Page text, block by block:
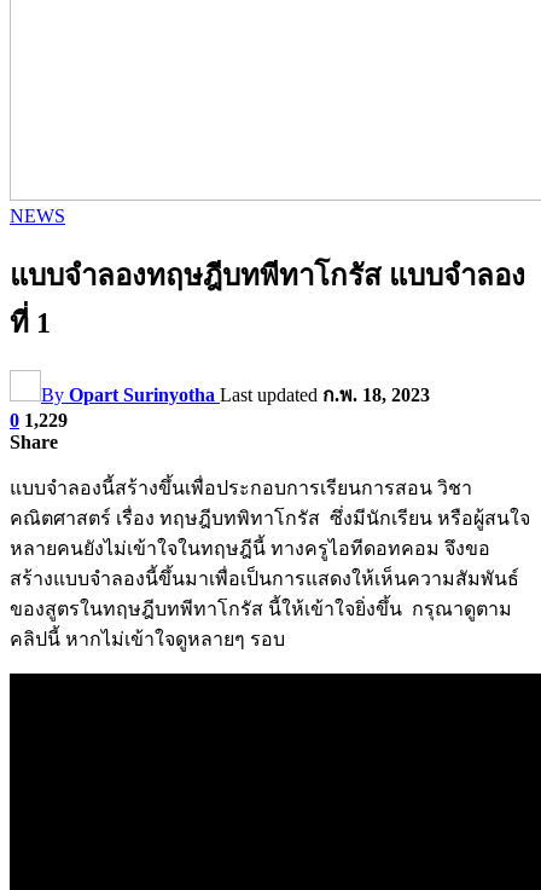
NEWS
แบบจำลองทฤษฎีบทพีทาโกรัส แบบจำลอง
ที่ 1
By Opart Surinyotha Last updated ก.พ. 18, 2023
0 1,229
Share
แบบจำลองนี้สร้างขึ้นเพื่อประกอบการเรียนการสอน วิชา
คณิตศาสตร์ เรื่อง ทฤษฎีบทพิทาโกรัส ซึ่งมีนักเรียน หรือผู้สนใจ
หลายคนยังไม่เข้าใจในทฤษฎีนี้ ทางครูไอทีดอทคอม จึงขอ
สร้างแบบจำลองนี้ขึ้นมาเพื่อเป็นการแสดงให้เห็นความสัมพันธ์
ของสูตรในทฤษฎีบทพีทาโกรัส นี้ให้เข้าใจยิ่งขึ้น กรุณาดูตาม
คลิปนี้ หากไม่เข้าใจดูหลายๆ รอบ